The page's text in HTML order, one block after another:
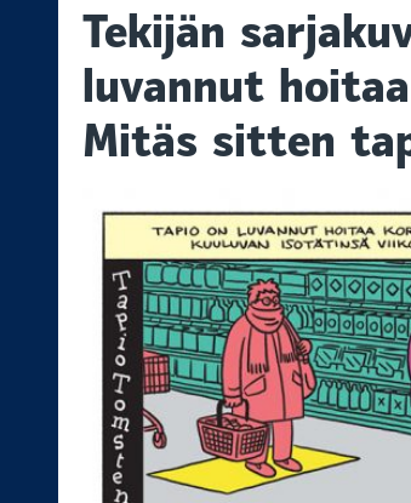
Tekijän
luvannut
Mitäs sitten